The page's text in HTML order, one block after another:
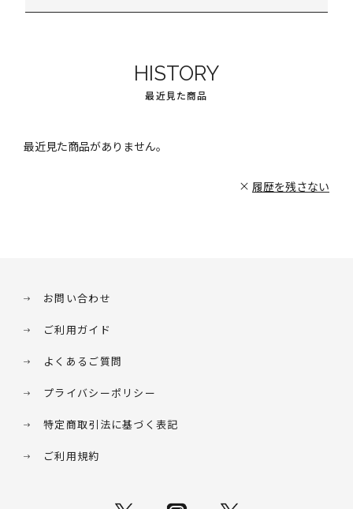
HISTORY
最近見た商品
最近見た商品がありません。
履歴を残さない
お問い合わせ
ご利用ガイド
よくあるご質問
プライバシーポリシー
特定商取引法に基づく表記
ご利用規約